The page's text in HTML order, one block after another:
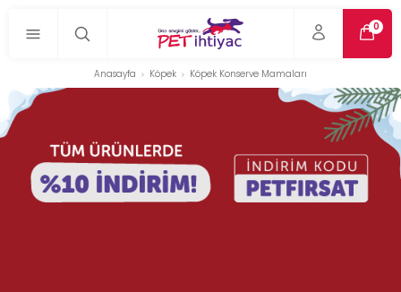
0
Anasayfa Köpek Köpek Konserve Mamaları